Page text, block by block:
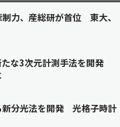
力、産総研が首位 東大、
な3次元計測手法を開発
新分光法を開発 光格子時計